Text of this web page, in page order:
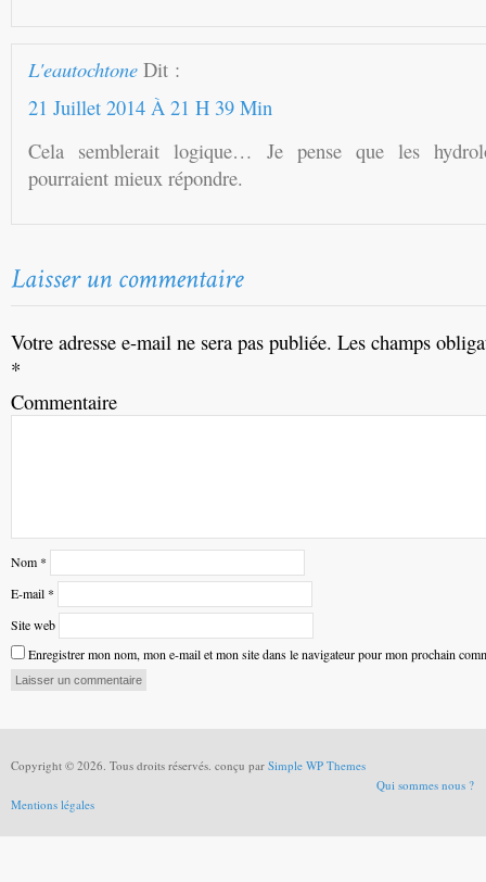
L'eautochtone Dit :
21 Juillet 2014 À 21 H 39 Min
Cela semblerait logique… Je pense que les
pourraient mieux répondre.
Votre adresse e-mail ne sera pas publiée. Les champs
*
Commentaire
Nom *
E-mail *
Site web
Enregistrer mon nom, mon e-mail et mon site dans le navigateur pour mon prochain
Copyright © 2026. Tous droits réservés. conçu par Simple WP Themes
Qui sommes nous ?
Mentions légales